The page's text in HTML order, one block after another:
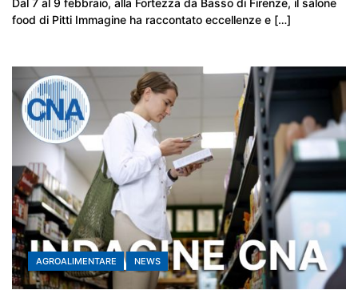
food di Pitti Immagine ha raccontato eccellenze e […]
AGROALIMENTARE NEWS